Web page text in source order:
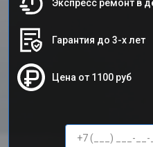
Экспресс ремонт в
Гарантия до 3-х лет
Цена от 1100 руб